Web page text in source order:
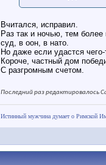
Вчитался, исправил.
Раз так и ночью, тем
суд, в оон, в нато.
Но даже если удастся
Короче, частный дом
С разгромным счетом.
Последний раз редактировалось
Истинный мужчина думает о Римской